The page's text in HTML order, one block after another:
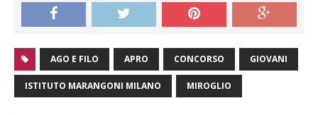
AGO E FILO APRO CONCORSO GIOVANI
ISTITUTO MARANGONI MILANO MIROGLIO